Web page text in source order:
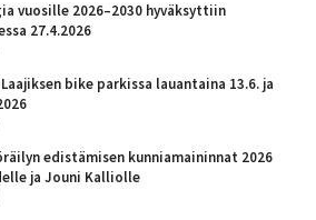
vuosille 2026–2030 hyväksyttiin
27.4.2026
bike parkissa lauantaina 13.6. ja
edistämisen kunniamaininnat 2026
ja Jouni Kalliolle